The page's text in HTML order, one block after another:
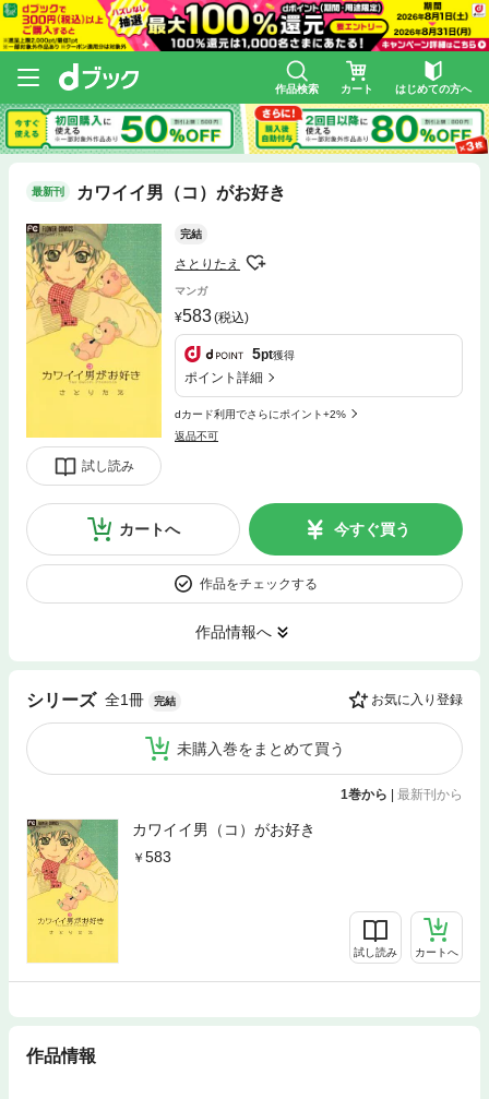
作品検索 カート はじめての方へ
最新刊 カワイイ男（コ）がお好き
試し読み
完結
さとりたえ
マンガ
583(税込)
5pt獲得
ポイント詳細
dカード利用でさらにポイント+2%
返品不可
カートへ 今すぐ買う
作品をチェックする
作品情報へ
シリーズ 全1冊 完結 お気に入り登録
未購入巻をまとめて買う
1巻から 最新刊から
カワイイ男（コ）がお好き
583
試し読み カートへ
作品情報